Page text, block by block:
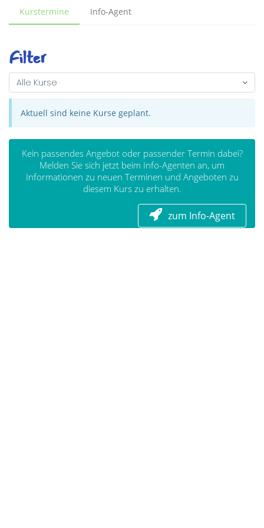
Kurstermine Info-Agent
Filter
Alle Kurse
Aktuell sind keine Kurse geplant.
Kein passendes Angebot oder passender Termin dabei?
Melden Sie sich jetzt beim Info-Agenten an, um
Informationen zu neuen Terminen und Angeboten zu
diesem Kurs zu erhalten.
zum Info-Agent